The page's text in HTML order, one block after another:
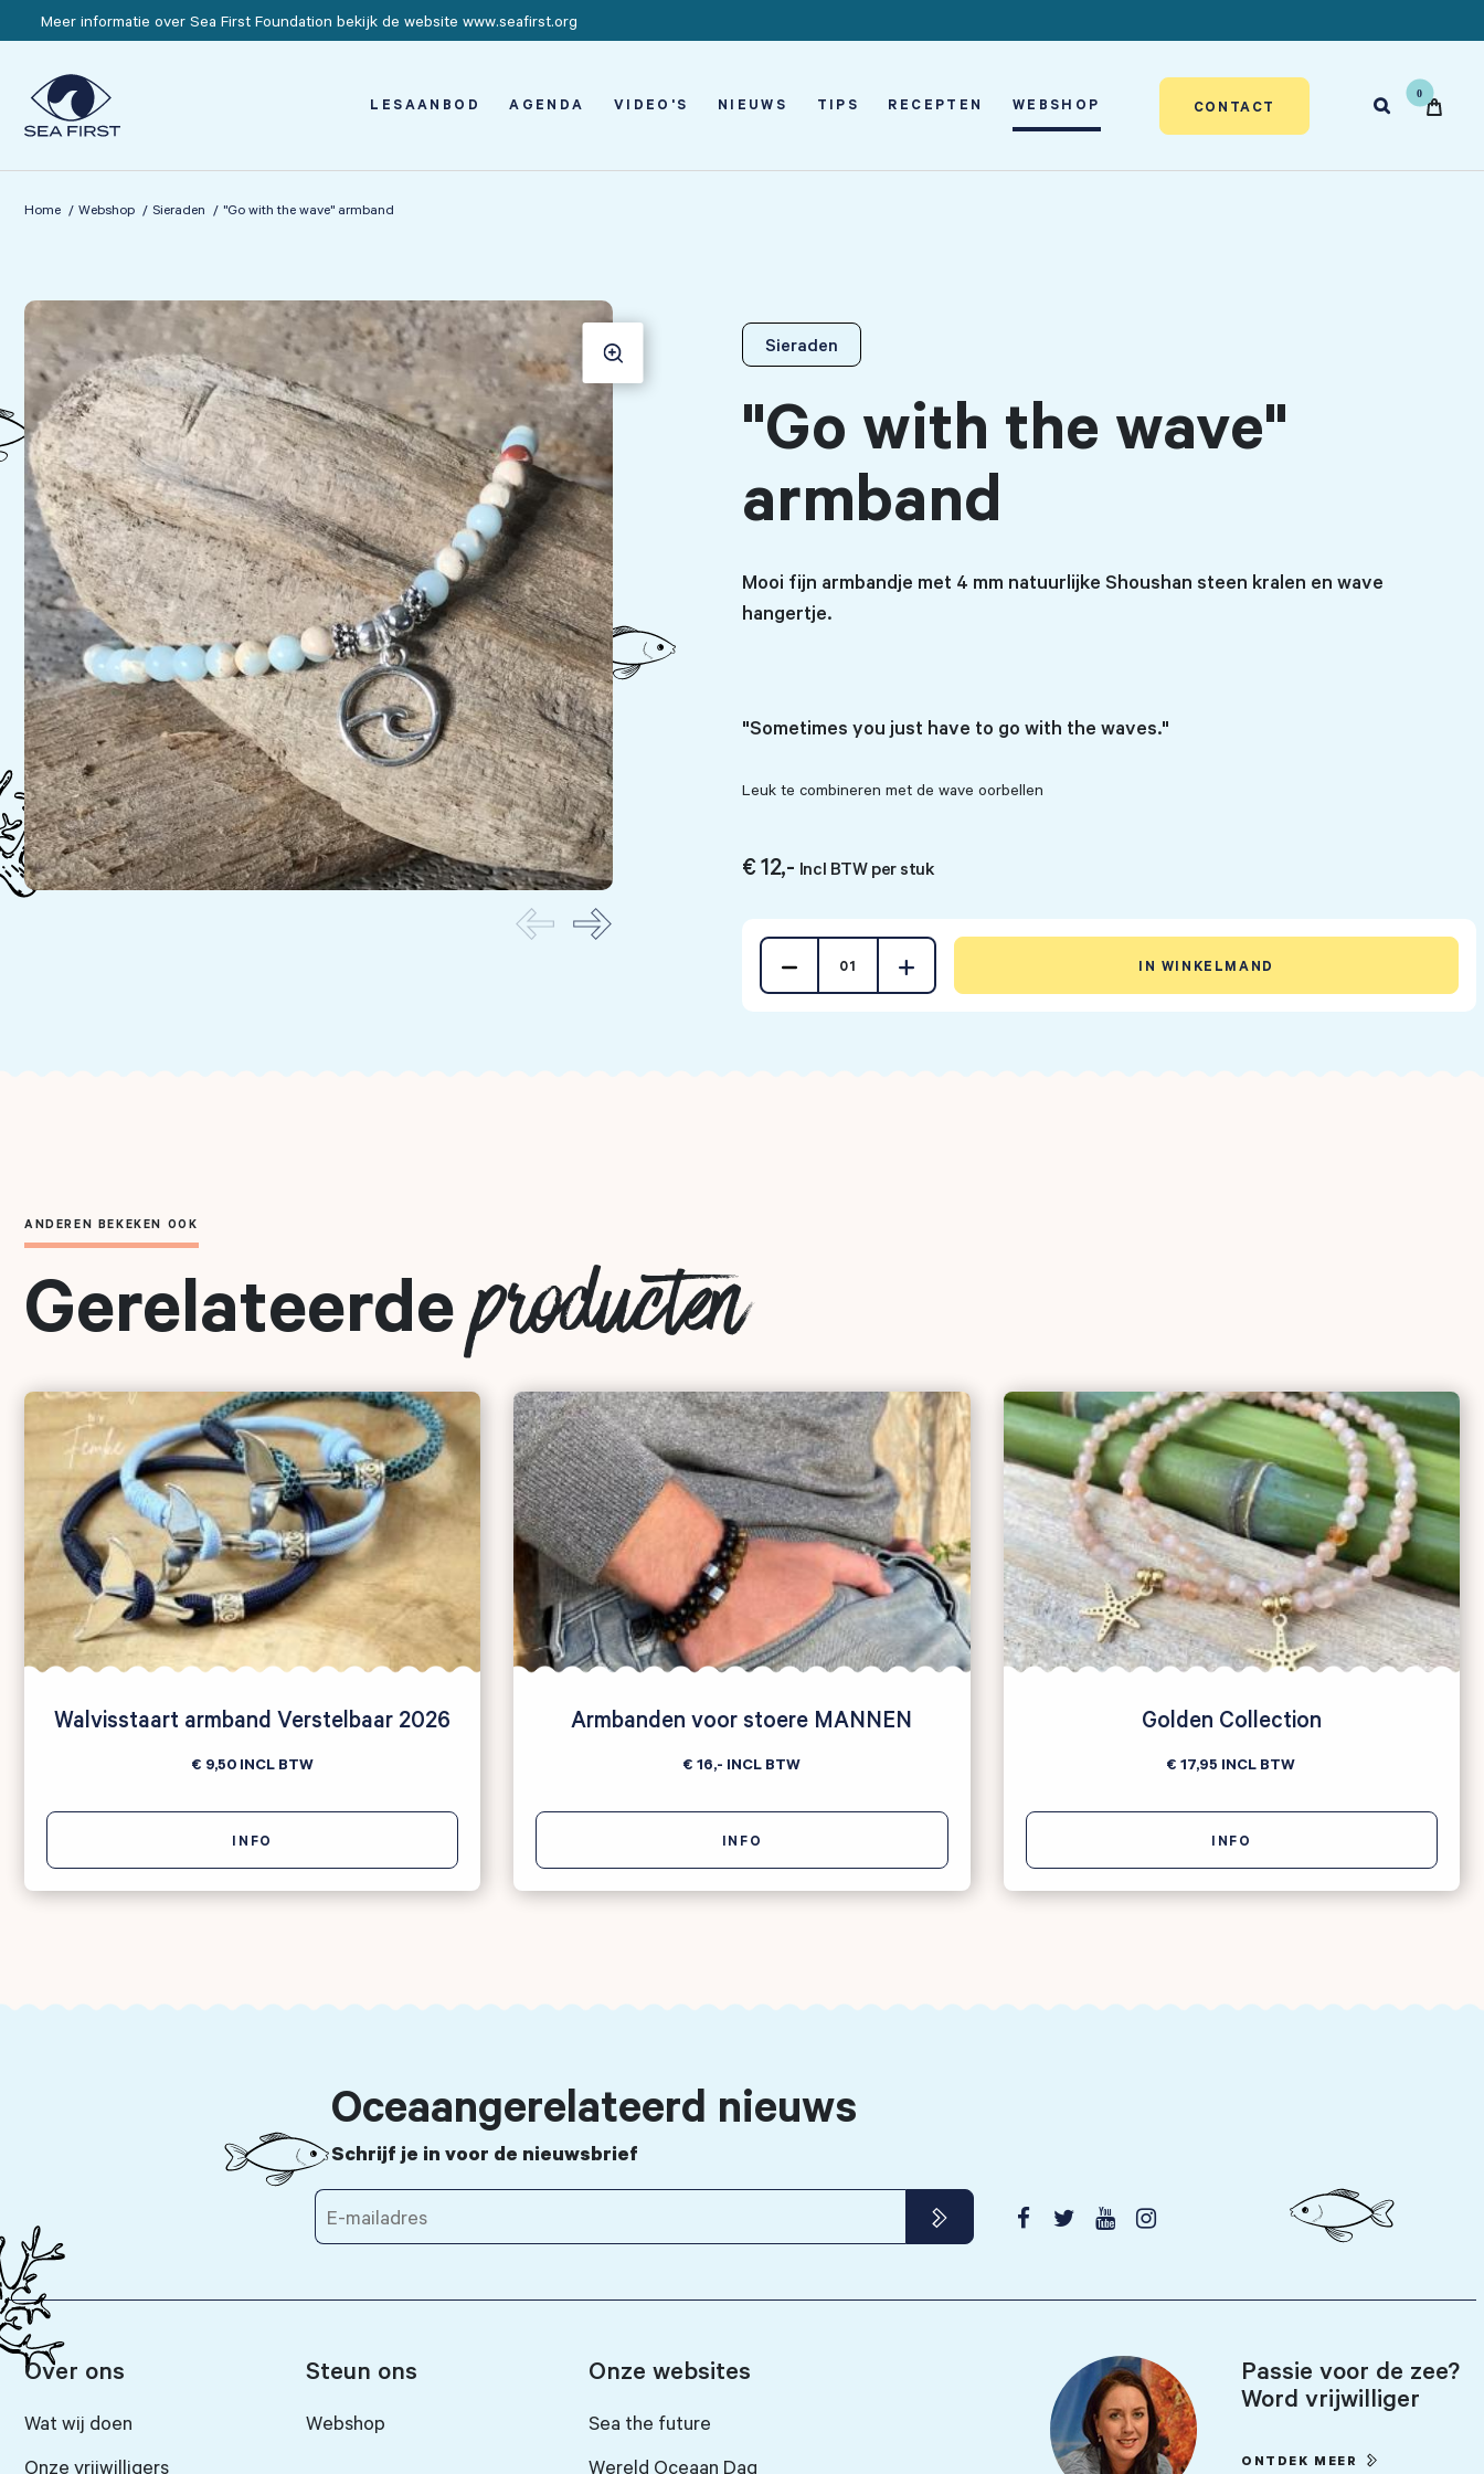
Meer informatie over Sea First Foundation bekijk de website www.seafirst.org
LESAANBOD AGENDA VIDEO'S NIEUWS TIPS RECEPTEN WEBSHOP CONTACT 
Home Webshop Sieraden "Go with the wave" armband
Sieraden
"Go with the wave"
armband
Mooi fijn armbandje met 4 mm natuurlijke Shoushan steen kralen en wave
hangertje.
"Sometimes you just have to go with the waves."
Leuk te combineren met de wave oorbellen
€ 12,- Incl BTW per stuk
01 IN WINKELMAND
ANDEREN BEKEKEN OOK
Gerelateerdeproducten
Walvisstaart armband Verstelbaar 2026
€ 9,50 INCL BTW
INFO
Armbanden voor stoere MANNEN
€ 16,- INCL BTW
INFO
Golden Collection
€ 17,95 INCL BTW
INFO
Oceaangerelateerd nieuws
Schrijf je in voor de nieuwsbrief
   
Over ons
Wat wij doen
Onze vrijwilligers
Steun ons
Webshop
Onze websites
Sea the future
Wereld Oceaan Dag
Passie voor de zee?
Word vrijwilliger
ONTDEK MEER